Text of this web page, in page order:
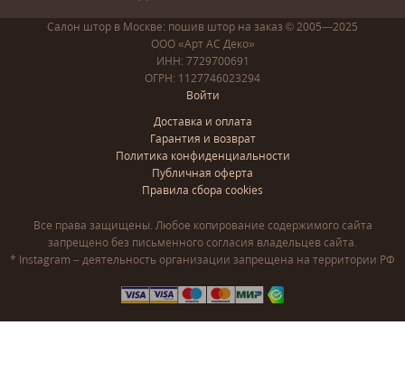
Салон штор в Москве: пошив штор на заказ © 2005—2025
ООО «Арт АС Деко»
ИНН: 7729700691
ОГРН: 1127746023294
Войти
Доставка и оплата
Гарантия и возврат
Политика конфиденциальности
Публичная оферта
Правила сбора cookies
Все права защищены. Любое копирование содержимого сайта
запрещено без письменного согласия владельцев сайта.
* Instagram – деятельность организации запрещена на территории РФ